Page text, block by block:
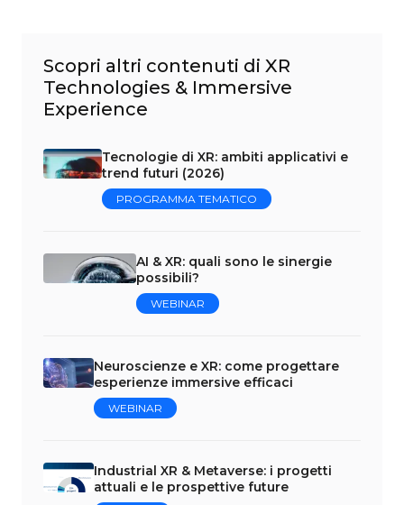
Scopri altri contenuti di XR
Technologies & Immersive
Experience
Tecnologie di XR: ambiti applicativi e
trend futuri (2026)
PROGRAMMA TEMATICO
AI & XR: quali sono le sinergie
possibili?
WEBINAR
Neuroscienze e XR: come progettare
esperienze immersive efficaci
WEBINAR
Industrial XR & Metaverse: i progetti
attuali e le prospettive future